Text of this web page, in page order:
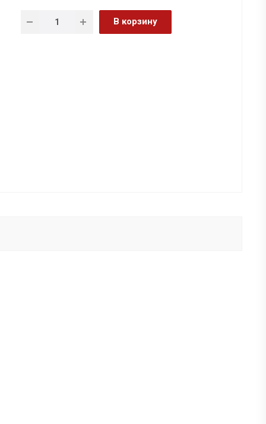
В корзину